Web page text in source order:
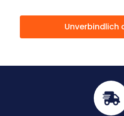
Unverbindlich